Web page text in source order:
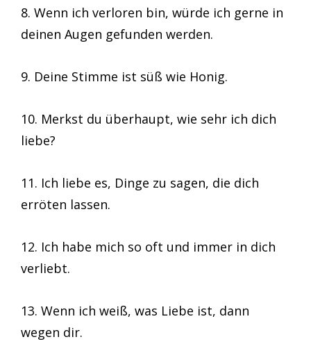
8. Wenn ich verloren bin, würde ich gerne in
deinen Augen gefunden werden.
9. Deine Stimme ist süß wie Honig.
10. Merkst du überhaupt, wie sehr ich dich
liebe?
11. Ich liebe es, Dinge zu sagen, die dich
erröten lassen.
12. Ich habe mich so oft und immer in dich
verliebt.
13. Wenn ich weiß, was Liebe ist, dann
wegen dir.